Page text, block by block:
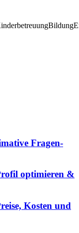
Bildung
Fragen-
optimieren &
Kosten und